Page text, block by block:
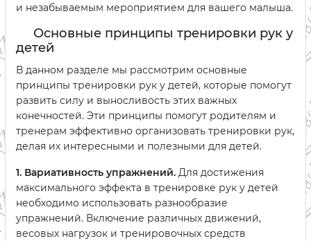
и незабываемым мероприятием для вашего малыша.
Основные принципы тренировки рук у
детей
В данном разделе мы рассмотрим основные
принципы тренировки рук у детей, которые помогут
развить силу и выносливость этих важных
конечностей. Эти принципы помогут родителям и
тренерам эффективно организовать тренировки рук,
делая их интересными и полезными для детей.
1. Вариативность упражнений. Для достижения
максимального эффекта в тренировке рук у детей
необходимо использовать разнообразие
упражнений. Включение различных движений,
весовых нагрузок и тренировочных средств